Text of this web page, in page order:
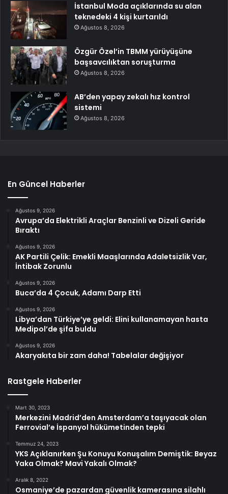
İstanbul Moda açıklarında su alan
teknedeki 4 kişi kurtarıldı
Ağustos 8, 2026
Özgür Özel’in TBMM yürüyüşüne
başsavcılıktan soruşturma
Ağustos 8, 2026
AB’den yapay zekalı hız kontrol
sistemi
Ağustos 8, 2026
En Güncel Haberler
Ağustos 9, 2026
Avrupa’da Elektrikli Araçlar Benzinli ve Dizeli Geride
Bıraktı
Ağustos 9, 2026
AK Partili Çelik: Emekli Maaşlarında Adaletsizlik Var,
İntibak Zorunlu
Ağustos 9, 2026
Buca’da 4 Çocuk, Adamı Darp Etti
Ağustos 9, 2026
Libya’dan Türkiye’ye geldi: Elini kullanamayan hasta
Medipol’de şifa buldu
Ağustos 9, 2026
Akaryakıta bir zam daha! Tabelalar değişiyor
Rastgele Haberler
Mart 30, 2023
Merkezini Madrid’den Amsterdam’a taşıyacak olan
Ferrovial’e İspanyol hükümetinden tepki
Temmuz 24, 2023
YKS Açıklanırken Şu Konuyu Konuşalım Demiştik: Beyaz
Yaka Olmak? Mavi Yakalı Olmak?
Aralık 8, 2022
Osmaniye’de pazardan güvenlik kamerasına silahlı